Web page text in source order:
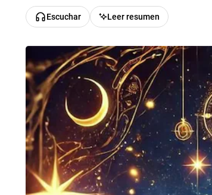
Escuchar Leer resumen